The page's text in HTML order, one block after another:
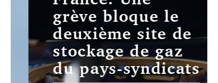
grève bloque le
deuxième site de
stockage de gaz
du pays-syndicats